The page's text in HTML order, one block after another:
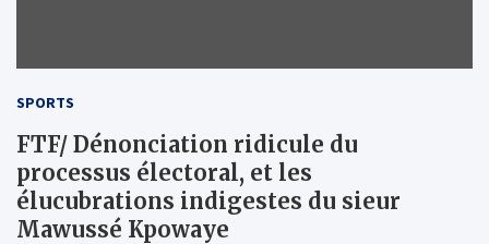
SPORTS
FTF/ Dénonciation ridicule du
processus électoral, et les
élucubrations indigestes du sieur
Mawussé Kpowaye